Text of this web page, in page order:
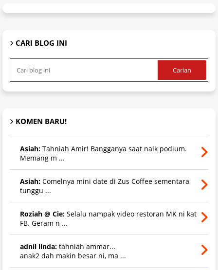
CARI BLOG INI
KOMEN BARU!
Asiah: Tahniah Amir! Bangganya saat naik podium.
Memang m ...
Asiah: Comelnya mini date di Zus Coffee sementara
tunggu ...
Roziah @ Cie: Selalu nampak video restoran MK ni kat
FB. Geram n ...
adnil linda: tahniah ammar...
anak2 dah makin besar ni, ma ...